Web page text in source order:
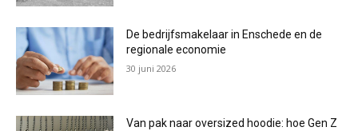
De bedrijfsmakelaar in Enschede en de
regionale economie
30 juni 2026
Van pak naar oversized hoodie: hoe Gen Z